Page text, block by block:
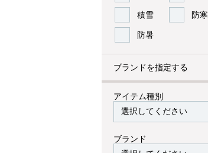
積雪 防寒
防暑
ブランドを指定する
アイテム種別
ブランド